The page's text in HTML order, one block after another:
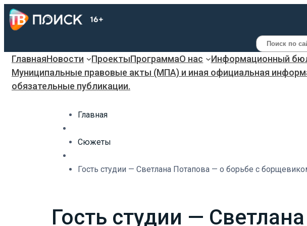
Поиск
ГлавнаяНовости ПроектыПрограммаО нас
Информационный
Муниципальные правовые акты (МПА) и иная официальная
обязательные публикации.
Главная
Сюжеты
Гость студии — Светлана Потапова — о борьбе с
Гость студии —